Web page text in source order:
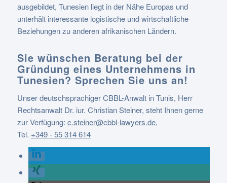
ausgebildet, Tunesien liegt in der Nähe Europas und
unterhält interessante logistische und wirtschaftliche
Beziehungen zu anderen afrikanischen Ländern.
Sie wünschen Beratung bei der
Gründung eines Unternehmens in
Tunesien? Sprechen Sie uns an!
Unser deutschsprachiger CBBL-Anwalt in Tunis, Herr
Rechtsanwalt Dr. iur. Christian Steiner, steht Ihnen gerne
zur Verfügung: c.steiner@cbbl-lawyers.de,
Tel. +349 - 55 314 614